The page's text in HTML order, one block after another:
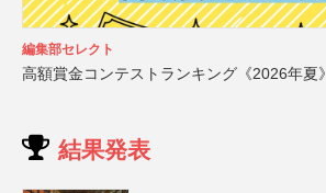
編集部セレクト
高額賞金コンテストランキング《2026年夏》
結果発表